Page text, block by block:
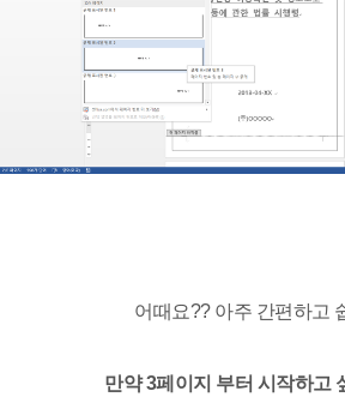
어때요?? 아주 간편하고
만약 3페이지 부터 시작하고